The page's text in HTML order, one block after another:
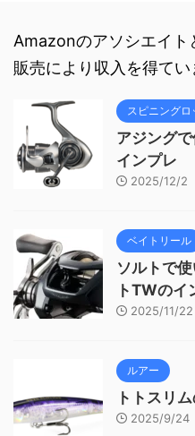
Amazonのアソシエイト
販売により収入を得てい
スピニングロ
アジング
インプレ
2025/12/2
ベイトリール
ソルトで
トTWのイ
2025/11/22
ルアー
トトスリ
2025/9/24